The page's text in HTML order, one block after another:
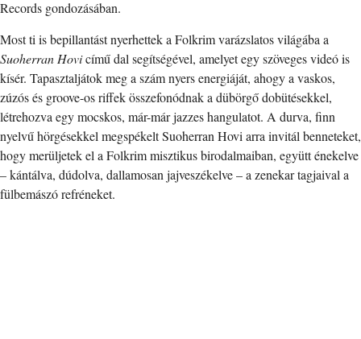
Records gondozásában.
Most ti is bepillantást nyerhettek a Folkrim varázslatos világába a
Suoherran Hovicímű dal segítségével, amelyet egy szöveges videó is
kísér. Tapasztaljátok meg a szám nyers energiáját, ahogy a vaskos,
zúzós és groove-os riffek összefonódnak a dübörgő dobütésekkel,
létrehozva egy mocskos, már-már jazzes hangulatot. A durva, finn
nyelvű hörgésekkel megspékelt Suoherran Hovi arra invitál benneteket,
hogy merüljetek el a Folkrim misztikus birodalmaiban, együtt énekelve
– kántálva, dúdolva, dallamosan jajveszékelve – a zenekar tagjaival a
fülbemászó refréneket.